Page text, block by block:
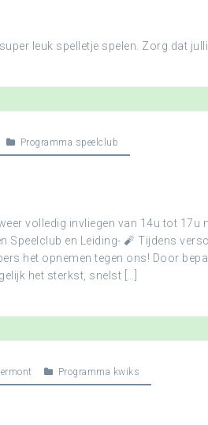
leuk spelletje spelen. Zorg dat
Programma speelclub
volledig invliegen van 14u tot 17u
Speelclub en Leiding- 🧨 Tijdens
het opnemen tegen ons! Door
het sterkst, snelst […]
Programma kwiks